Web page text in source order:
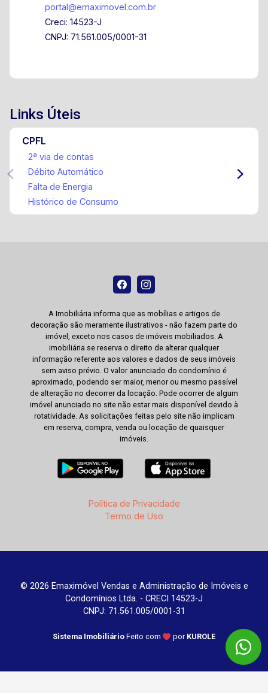
portal@emaximovel.com.br
Creci: 14523-J
CNPJ: 71.561.005/0001-31
Links Úteis
CPFL
2ª via de contas
Débito Automático
Falta de Energia
Histórico de Consumo
A Imobiliária informa que as mobílias e artigos de
decoração são meramente ilustrativos - não fazem parte do
imóvel, exceto nos casos de imóveis mobiliados. A
imobiliária se reserva o direito de alterar qualquer
informação referente aos valores e dados de seus imóveis
sem aviso prévio. O valor anunciado do condomínio é
aproximado, podendo ser maior, menor ou mesmo passível
de alteração no decorrer da locação. Pode ocorrer de algum
imóvel anunciado no site não estar mais disponível devido à
rotatividade. As solicitações feitas pelo site não implicam
em reserva, compra, venda ou locação de quaisquer
imóveis.
Política de Privacidade
Termo de Uso
© 2026 Emaximóvel Vendas e Administração de Imóveis e
Condomínios Ltda. - CRECI 14523-J
CNPJ: 71.561.005/0001-31
Sistema Imobiliário Feito com por KUROLE